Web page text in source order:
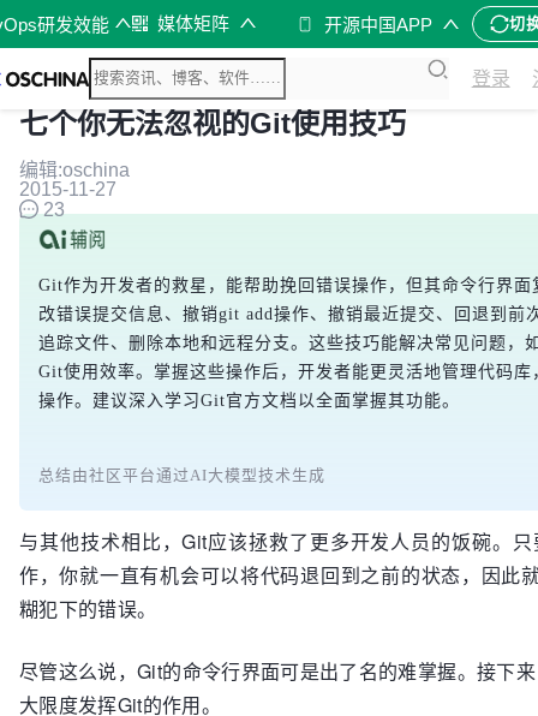
研发效能 媒体矩阵 开源中国APP 切
登录
七个你无法忽视的Git使用技巧
编辑:oschina
2015-11-27
23
Git作为开发者的救星，能帮助挽回错误操作，但其命令行界
改错误提交信息、撤销git add操作、撤销最近提交、回退到前
追踪文件、删除本地和远程分支。这些技巧能解决常见问题，
Git使用效率。掌握这些操作后，开发者能更灵活地管理代码
操作。建议深入学习Git官方文档以全面掌握其功能。
总结由社区平台通过AI大模型技术生成
与其他技术相比，Git应该拯救了更多开发人员的饭碗。
作，你就一直有机会可以将代码退回到之前的状态，因此
糊犯下的错误。
尽管这么说，Git的命令行界面可是出了名的难掌握。接下
大限度发挥Git的作用。